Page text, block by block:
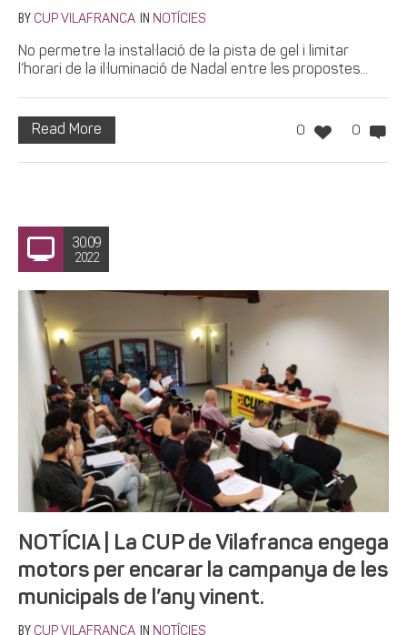
BY CUP VILAFRANCA IN NOTÍCIES
No permetre la instal·lació de la pista de gel i limitar
l’horari de la il·luminació de Nadal entre les propostes...
0 0
Read More
30.09
2022
NOTÍCIA | La CUP de Vilafranca engega
motors per encarar la campanya de les
municipals de l’any vinent.
BY CUP VILAFRANCA IN NOTÍCIES